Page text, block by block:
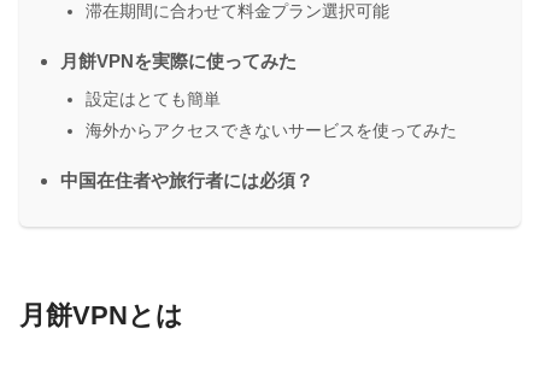
滞在期間に合わせて料金プラン選択可能
月餅VPNを実際に使ってみた
設定はとても簡単
海外からアクセスできないサービスを使ってみた
中国在住者や旅行者には必須？
月餅VPNとは